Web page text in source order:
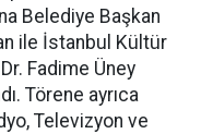
Belediye Başkan
ile İstanbul Kültür
Fadime Üney
Törene ayrıca
Televizyon ve